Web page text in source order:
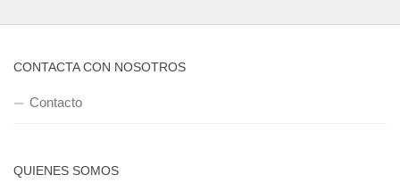
CONTACTA CON NOSOTROS
Contacto
QUIENES SOMOS